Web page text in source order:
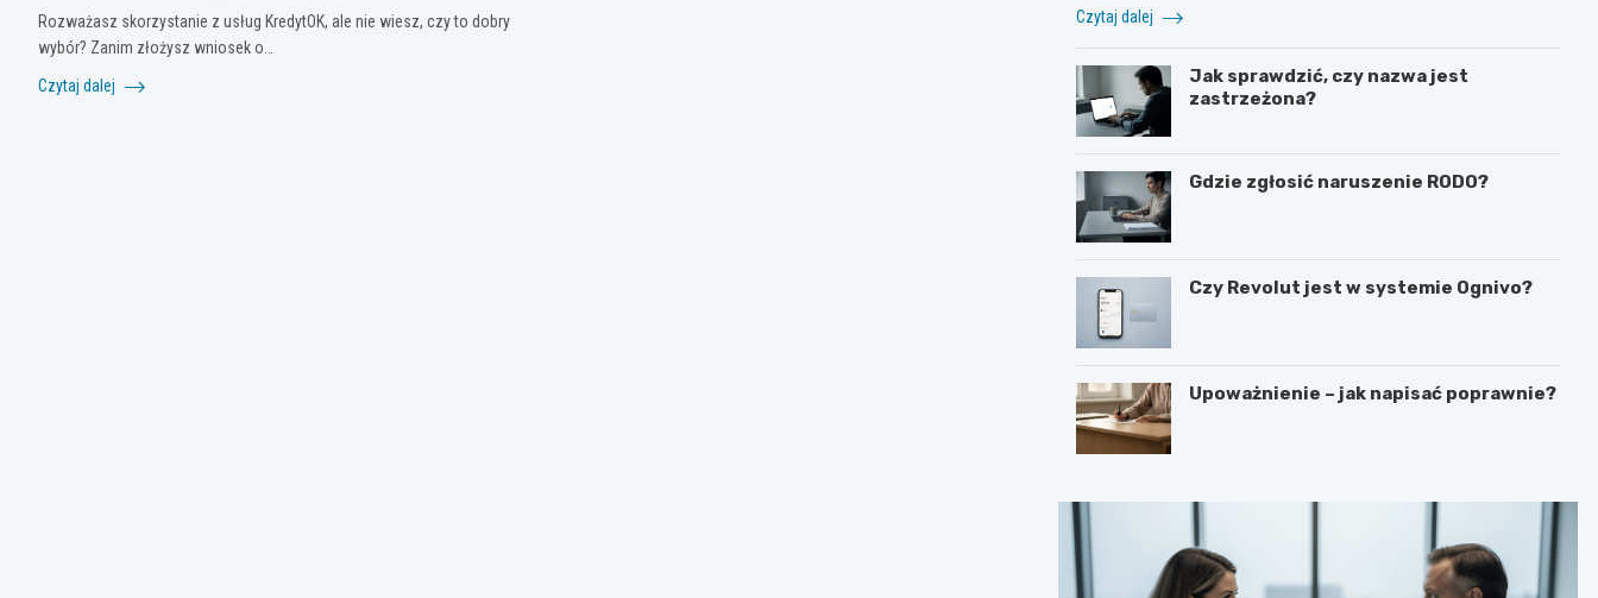
Rozważasz skorzystanie z usług KredytOK, ale nie wiesz, czy to dobry
wybór? Zanim złożysz wniosek o…
Czytaj dalej
Czytaj dalej
Jak sprawdzić, czy nazwa jest
zastrzeżona?
Gdzie zgłosić naruszenie RODO?
Czy Revolut jest w systemie Ognivo?
Upoważnienie – jak napisać poprawnie?